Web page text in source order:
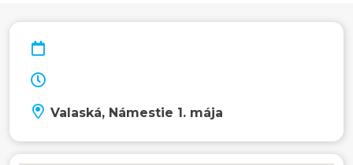
Valaská, Námestie 1. mája